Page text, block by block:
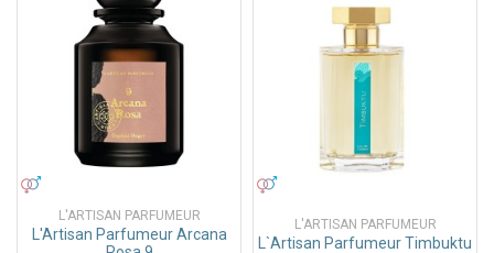
L'ARTISAN PARFUMEUR
L'Artisan Parfumeur Arcana
L'ARTISAN PARFUMEUR
L`Artisan Parfumeur Timbuktu